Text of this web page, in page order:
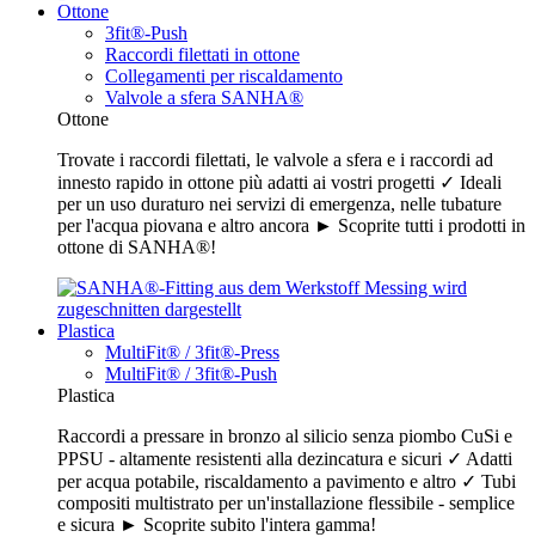
Ottone
3fit®-Push
Raccordi filettati in ottone
Collegamenti per riscaldamento
Valvole a sfera SANHA®
Ottone
Trovate i raccordi filettati, le valvole a sfera e i raccordi ad
innesto rapido in ottone più adatti ai vostri progetti ✓ Ideali
per un uso duraturo nei servizi di emergenza, nelle tubature
per l'acqua piovana e altro ancora ► Scoprite tutti i prodotti in
ottone di SANHA®!
Plastica
MultiFit® / 3fit®-Press
MultiFit® / 3fit®-Push
Plastica
Raccordi a pressare in bronzo al silicio senza piombo CuSi e
PPSU - altamente resistenti alla dezincatura e sicuri ✓ Adatti
per acqua potabile, riscaldamento a pavimento e altro ✓ Tubi
compositi multistrato per un'installazione flessibile - semplice
e sicura ► Scoprite subito l'intera gamma!